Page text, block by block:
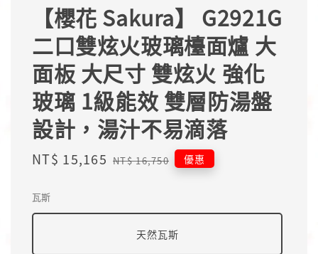
【櫻花 Sakura】 G2921G
二口雙炫火玻璃檯面爐 大
面板 大尺寸 雙炫火 強化
玻璃 1級能效 雙層防湯盤
設計，湯汁不易滴落
Sale
NT$ 15,165 Regular
NT$ 16,750 優惠
瓦斯
天然瓦斯